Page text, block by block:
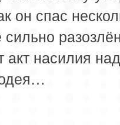
он спас
акт насилия